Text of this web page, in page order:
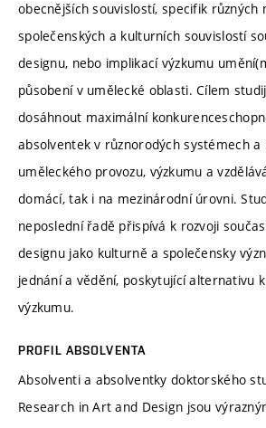
obecnějších souvislostí, specifik různých
společenských a kulturních souvislostí
designu, nebo implikací výzkumu
působení v umělecké oblasti. Cílem
dosáhnout maximální
absolventek v různorodých systémech a
uměleckého provozu, výzkumu a
domácí, tak i na mezinárodní úrovni.
neposlední řadě přispívá k rozvoji
designu jako kulturně a společensky
jednání a vědění, poskytující alternativu
výzkumu.
PROFIL ABSOLVENTA
Absolventi a absolventky doktorského
Research in Art and Design jsou